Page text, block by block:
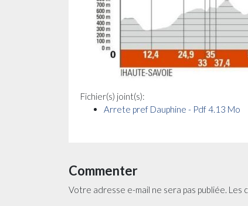
Fichier(s) joint(s):
Arrete pref Dauphine - Pdf 4.13 Mo
Commenter
Votre adresse e-mail ne sera pas publiée. Les